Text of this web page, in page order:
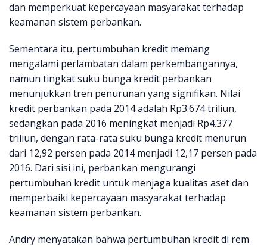
dan memperkuat kepercayaan masyarakat terhadap
keamanan sistem perbankan.
Sementara itu, pertumbuhan kredit memang
mengalami perlambatan dalam perkembangannya,
namun tingkat suku bunga kredit perbankan
menunjukkan tren penurunan yang signifikan. Nilai
kredit perbankan pada 2014 adalah Rp3.674 triliun,
sedangkan pada 2016 meningkat menjadi Rp4.377
triliun, dengan rata-rata suku bunga kredit menurun
dari 12,92 persen pada 2014 menjadi 12,17 persen pada
2016. Dari sisi ini, perbankan mengurangi
pertumbuhan kredit untuk menjaga kualitas aset dan
memperbaiki kepercayaan masyarakat terhadap
keamanan sistem perbankan.
Andry menyatakan bahwa pertumbuhan kredit di rem